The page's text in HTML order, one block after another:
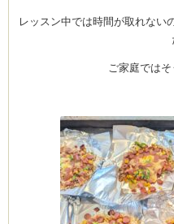
レッスン中では時間が取れない
ご家庭では